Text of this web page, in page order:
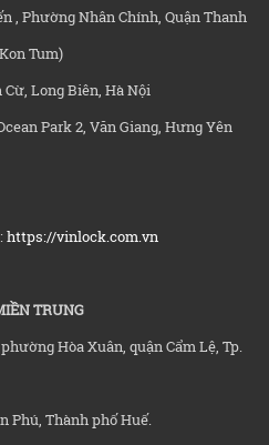
, Phường Nhân Chính, Quận Thanh
Tum)
Cừ, Long Biên, Hà Nội
Park 2, Văn Giang, Hưng Yên
https://vinlock.com.vn
TRUNG
Hòa Xuân, quận Cẩm Lệ, Tp.
Phú, Thành phố Huế.